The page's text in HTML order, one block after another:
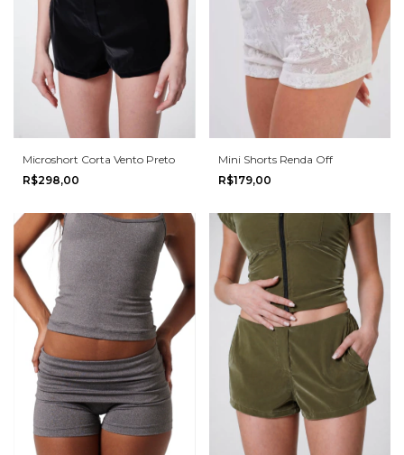
Microshort Corta Vento Preto
R$298,00
Mini Shorts Renda Off
R$179,00